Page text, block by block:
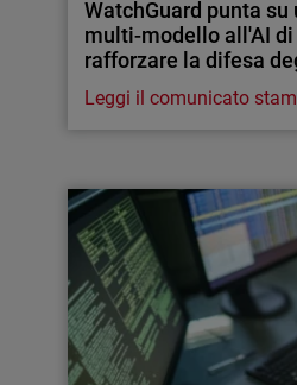
WatchGuard punta su
multi-modello all'AI
rafforzare la difesa
Leggi il comunicato